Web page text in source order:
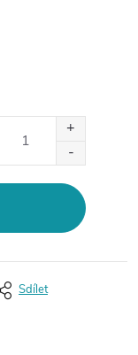
Sdílet